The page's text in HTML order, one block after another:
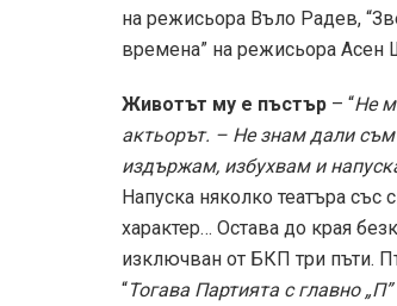
на режисьора Въло Радев,
времена” на режисьора Асен
Животът му е пъстър – “Не
актьорът. – Не знам дали
издържам, избухвам и
Напуска няколко театъра със
характер… Остава до края
изключван от БКП три пъти.
“Тогава Партията с главно